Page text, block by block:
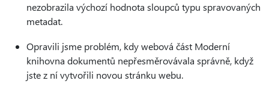
nezobrazila výchozí hodnota sloupců typu spravovaných
metadat.
Opravili jsme problém, kdy webová část Moderní
knihovna dokumentů nepřesměrovávala správně, když
jste z ní vytvořili novou stránku webu.